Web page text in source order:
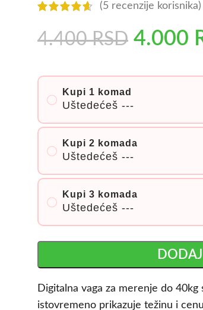
(5 recenzije korisnika)
4.400RSD 4.000
Kupi 1 komad
Uštedećeš ---
Kupi 2 komada
Uštedećeš ---
Kupi 3 komada
Uštedećeš ---
Digitalna vaga za merenje do
istovremeno prikazuje težinu i